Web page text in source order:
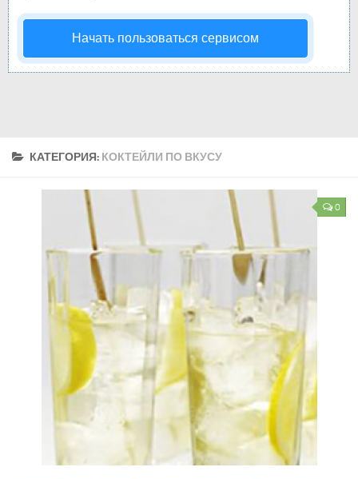
Начать пользоваться сервисом
КАТЕГОРИЯ: КОКТЕЙЛИ ПО ВКУСУ
0